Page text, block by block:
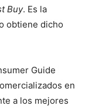
Buy. Es la
obtiene dicho
Guide
en
a los mejores